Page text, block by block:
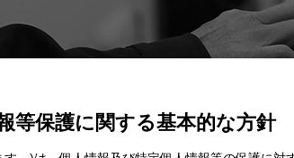
等保護に関する基本的な方針